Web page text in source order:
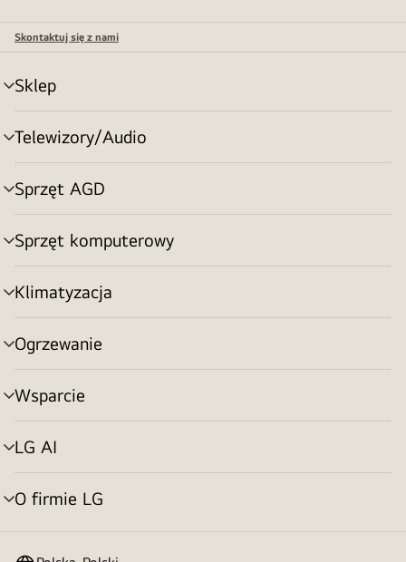
Skontaktuj się z nami
Sklep
Przełącznik
menu
Telewizory/Audio
Przełącznik
menu
Sprzęt AGD
Przełącznik
menu
Sprzęt komputerowy
Przełącznik
menu
Klimatyzacja
Przełącznik
menu
Ogrzewanie
Przełącznik
menu
Wsparcie
Przełącznik
menu
LG AI
Przełącznik
menu
O firmie LG
Przełącznik